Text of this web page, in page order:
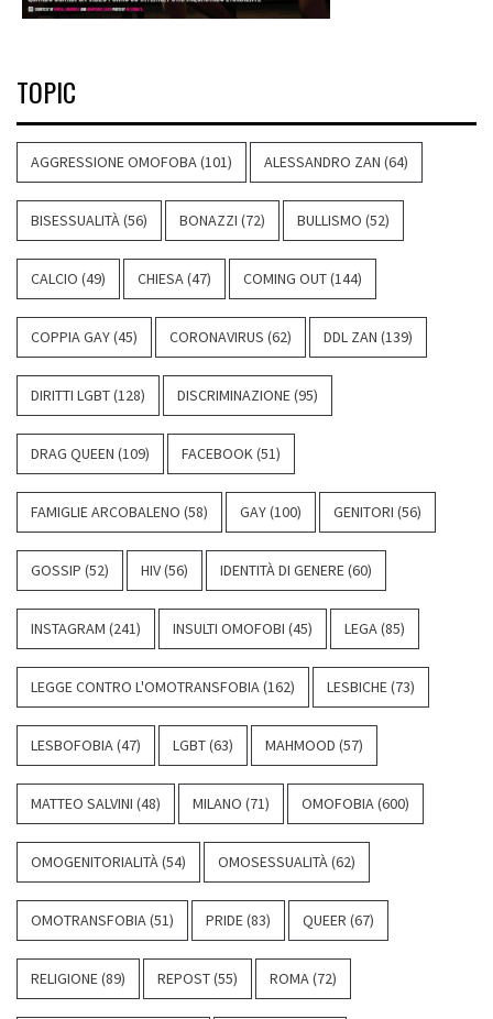
TOPIC
AGGRESSIONE OMOFOBA (101) ALESSANDRO ZAN (64)
BISESSUALITÀ (56) BONAZZI (72) BULLISMO (52)
CALCIO (49) CHIESA (47) COMING OUT(144)
COPPIA GAY(45) CORONAVIRUS (62) DDL ZAN (139)
DIRITTI LGBT(128) DISCRIMINAZIONE (95)
DRAG QUEEN (109) FACEBOOK (51)
FAMIGLIE ARCOBALENO (58) GAY(100) GENITORI (56)
GOSSIP (52) HIV(56) IDENTITÀ DI GENERE (60)
INSTAGRAM (241) INSULTI OMOFOBI (45) LEGA (85)
LEGGE CONTRO L'OMOTRANSFOBIA (162) LESBICHE (73)
LESBOFOBIA (47) LGBT(63) MAHMOOD (57)
MATTEO SALVINI (48) MILANO (71) OMOFOBIA (600)
OMOGENITORIALITÀ (54) OMOSESSUALITÀ (62)
OMOTRANSFOBIA (51) PRIDE (83) QUEER (67)
RELIGIONE (89) REPOST(55) ROMA (72)